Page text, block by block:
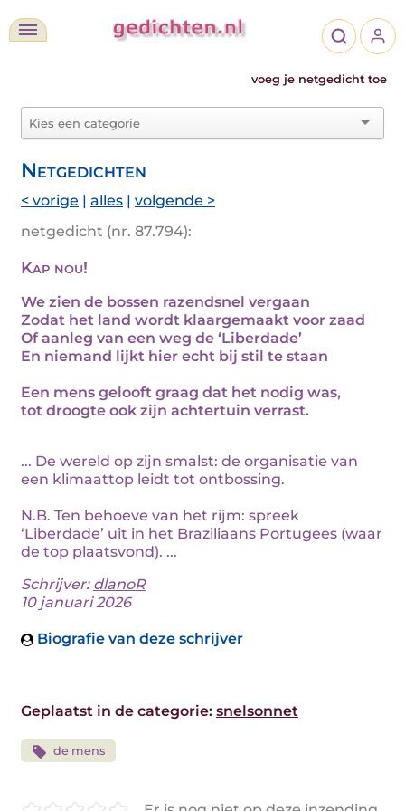
voeg je netgedicht toe
Netgedichten
< vorige | alles | volgende >
netgedicht (nr. 87.794):
Kap nou!
We zien de bossen razendsnel vergaan
Zodat het land wordt klaargemaakt voor zaad
Of aanleg van een weg de ‘Liberdade’
En niemand lijkt hier echt bij stil te staan
Een mens gelooft graag dat het nodig was,
tot droogte ook zijn achtertuin verrast.
... De wereld op zijn smalst: de organisatie van
een klimaattop leidt tot ontbossing.
N.B. Ten behoeve van het rijm: spreek
‘Liberdade’ uit in het Braziliaans Portugees (waar
de top plaatsvond). ...
Schrijver: dlanoR
10 januari 2026
Biografie van deze schrijver
Geplaatst in de categorie: snelsonnet
de mens